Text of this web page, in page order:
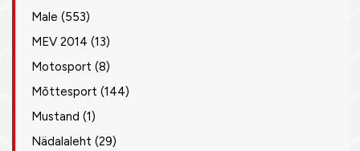
Male (553)
MEV 2014 (13)
Motosport (8)
Mõttesport (144)
Mustand (1)
Nädalaleht (29)